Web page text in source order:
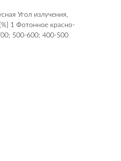
Угол излучения,
1 Фотонное красно-
500-600; 400-500